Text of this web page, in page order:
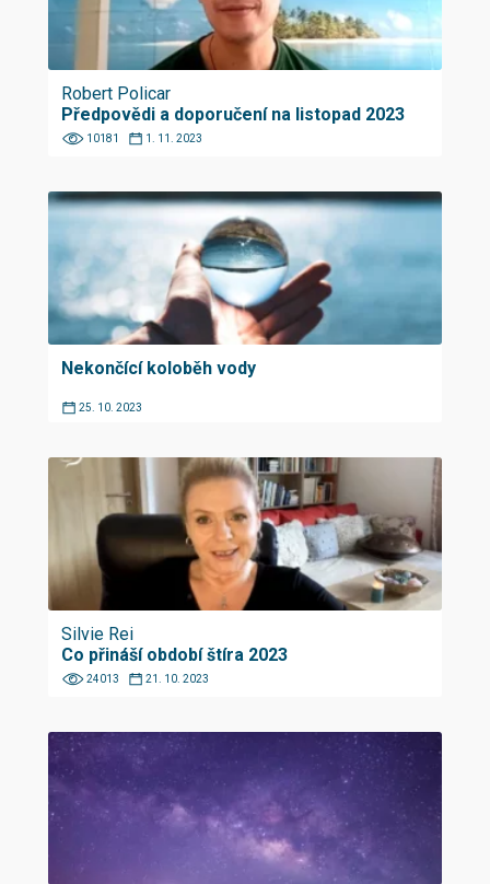
Robert Policar
Předpovědi a doporučení na listopad 2023
10181 1. 11. 2023
Nekončící koloběh vody
25. 10. 2023
Silvie Rei
Co přináší období štíra 2023
24013 21. 10. 2023